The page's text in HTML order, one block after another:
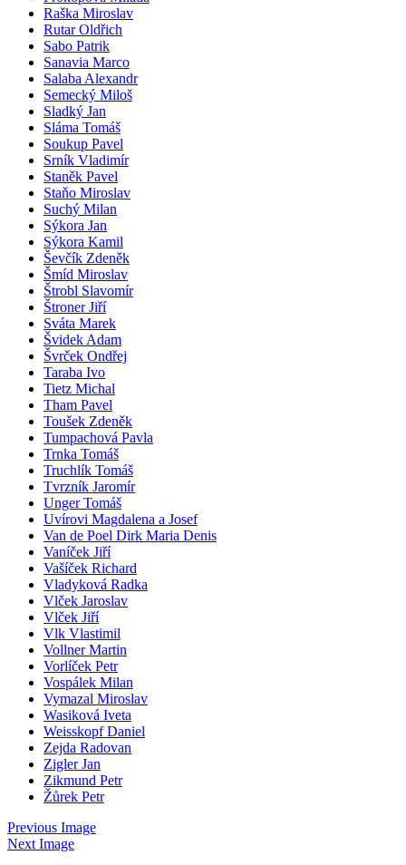
Raška Miroslav
Rutar Oldřich
Sabo Patrik
Sanavia Marco
Salaba Alexandr
Semecký Miloš
Sladký Jan
Sláma Tomáš
Soukup Pavel
Srník Vladimír
Staněk Pavel
Staňo Miroslav
Suchý Milan
Sýkora Jan
Sýkora Kamil
Ševčík Zdeněk
Šmíd Miroslav
Štrobl Slavomír
Štroner Jiří
Sváta Marek
Švidek Adam
Švrček Ondřej
Taraba Ivo
Tietz Michal
Tham Pavel
Toušek Zdeněk
Tumpachová Pavla
Trnka Tomáš
Truchlík Tomáš
Tvrzník Jaromír
Unger Tomáš
Uvírovi Magdalena a Josef
Van de Poel Dirk Maria Denis
Vaníček Jiří
Vašíček Richard
Vladyková Radka
Vlček Jaroslav
Vlček Jiří
Vlk Vlastimil
Vollner Martin
Vorlíček Petr
Vospálek Milan
Vymazal Miroslav
Wasiková Iveta
Weisskopf Daniel
Zejda Radovan
Zigler Jan
Zikmund Petr
Žůrek Petr
Previous Image
Next Image